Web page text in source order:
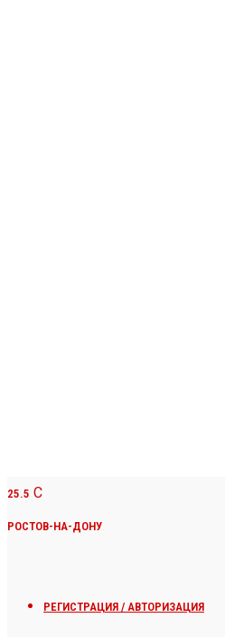
25.5 C
РОСТОВ-НА-ДОНУ
РЕГИСТРАЦИЯ / АВТОРИЗАЦИЯ